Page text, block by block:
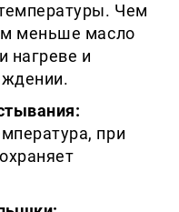
Чем
меньше масло
нагреве и
при